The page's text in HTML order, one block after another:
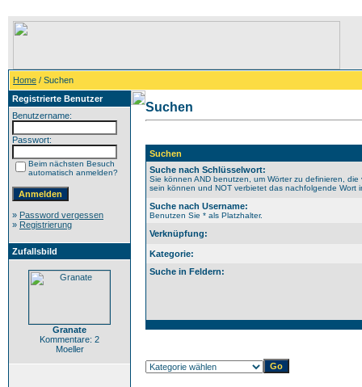
Home / Suchen
Registrierte Benutzer
Benutzername:
Passwort:
Beim nächsten Besuch
automatisch anmelden?
» Password vergessen
» Registrierung
Zufallsbild
Granate
Kommentare: 2
Moeller
Suchen
Suchen
Suche nach Schlüsselwort:
Sie können AND benutzen, um Wörter zu definieren,
sein können und NOT verbietet das nachfolgende Wort
Suche nach Username:
Benutzen Sie * als Platzhalter.
Verknüpfung:
Kategorie:
Suche in Feldern: